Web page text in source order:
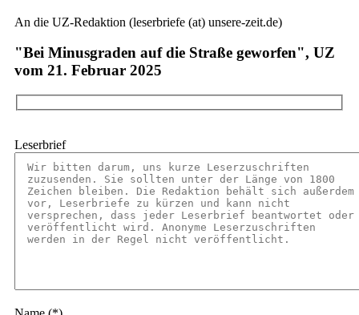
An die UZ-Redaktion (leserbriefe (at) unsere-zeit.de)
"Bei Minusgraden auf die Straße geworfen", UZ
vom 21. Februar 2025
Leserbrief